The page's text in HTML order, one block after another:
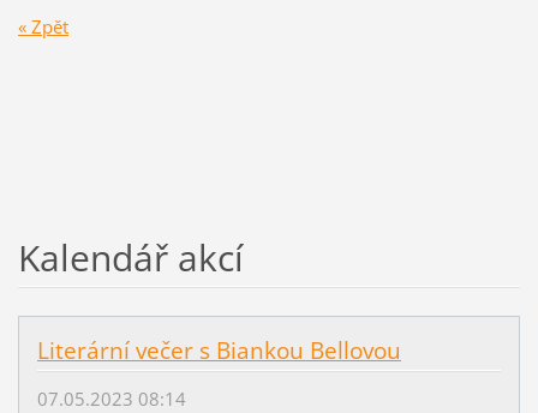
« Zpět
Kalendář akcí
Literární večer s Biankou Bellovou
07.05.2023 08:14